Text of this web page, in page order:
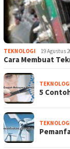
TEKNOLOGI 19 Agustus
Cara Membuat
5